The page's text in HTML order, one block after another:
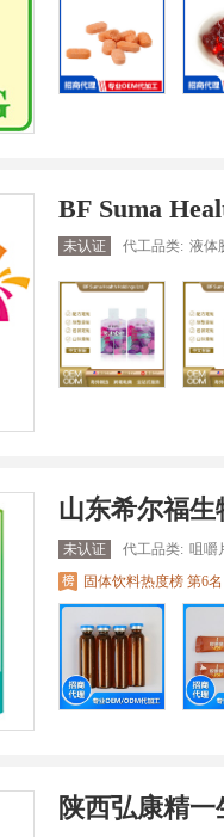
BF Suma
未认证 代工品类: 液体
山东希尔福生
未认证 代工品类: 咀嚼
固体饮料热度榜 第6名
陕西弘康精一